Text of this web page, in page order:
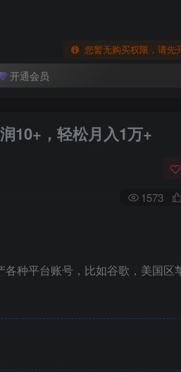
您暂无购买权限，请先
开通会员
10+，轻松月入1万+
1573
种平台账号，比如谷歌，美国区